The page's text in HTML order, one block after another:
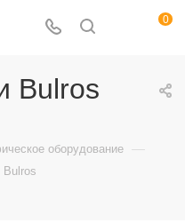
0
Bulros
оборудование —